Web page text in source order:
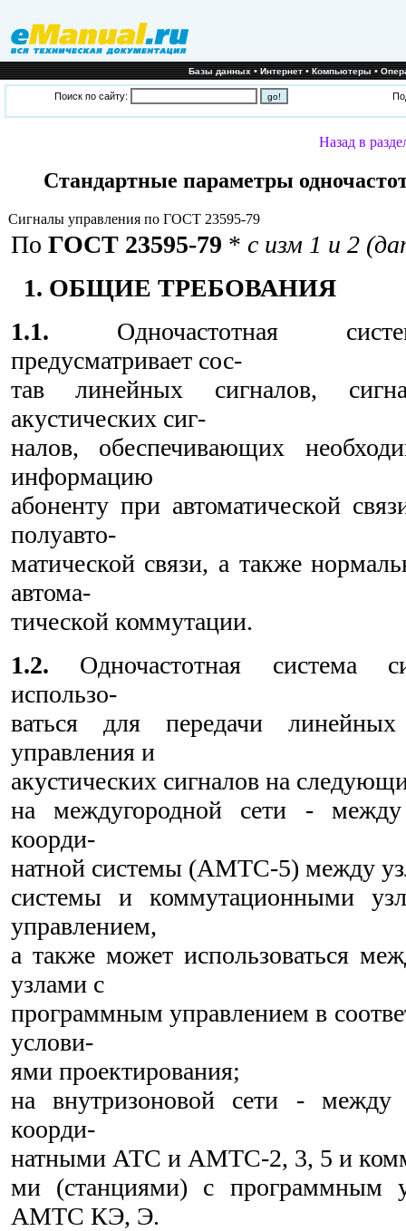
Базы данных•Интернет•Компьютеры•
Поиск по сайту:
Назад в
Стандартные параметры
Сигналы управления по ГОСТ 23595-79
По ГОСТ 23595-79 * с изм 1 и 2
1. ОБЩИЕ ТРЕБОВАНИЯ
1.1. Одночастотная
предусматривает сос-
тав линейных сигналов,
акустических сиг-
налов, обеспечивающих
информацию
абоненту при автоматической
полуавто-
матической связи, а также
автома-
тической коммутации.
1.2. Одночастотная система
использо-
ваться для передачи линейных
управления и
акустических сигналов на
на междугородной сети -
коорди-
натной системы (АМТС-5) между
системы и коммутационными
управлением,
а также может использоваться
узлами с
программным управлением в
услови-
ями проектирования;
на внутризоновой сети - между
коорди-
натными АТС и АМТС-2, 3, 5 и
ми (станциями) с программным
АМТС КЭ, Э.